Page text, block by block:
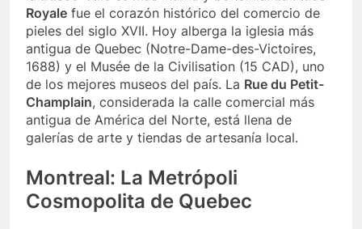
Royale fue el corazón histórico del comercio de
pieles del siglo XVII. Hoy alberga la iglesia más
antigua de Quebec (Notre-Dame-des-Victoires,
1688) y el Musée de la Civilisation (15 CAD), uno
de los mejores museos del país. La Rue du Petit-
Champlain, considerada la calle comercial más
antigua de América del Norte, está llena de
galerías de arte y tiendas de artesanía local.
Montreal: La Metrópoli
Cosmopolita de Quebec